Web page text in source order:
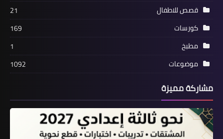
قصص للاطفال
21
كورسات
169
مطبخ
1
موضوعات
1092
مشاركة مميزة